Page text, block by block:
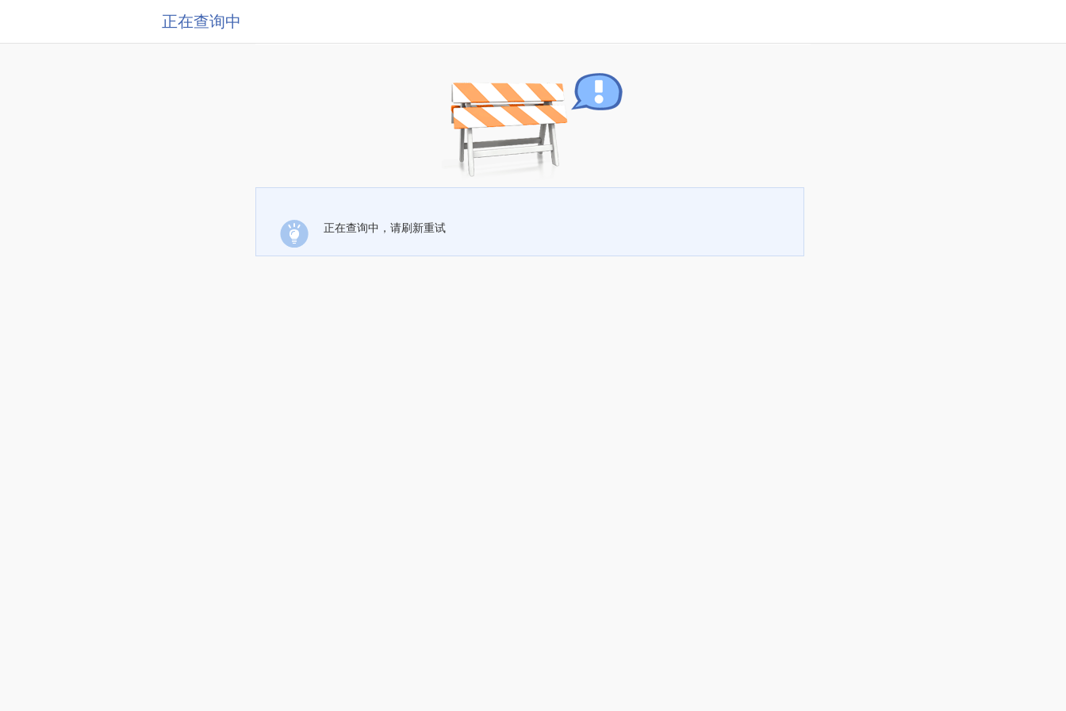
正在查询中
正在查询中，请刷新重试